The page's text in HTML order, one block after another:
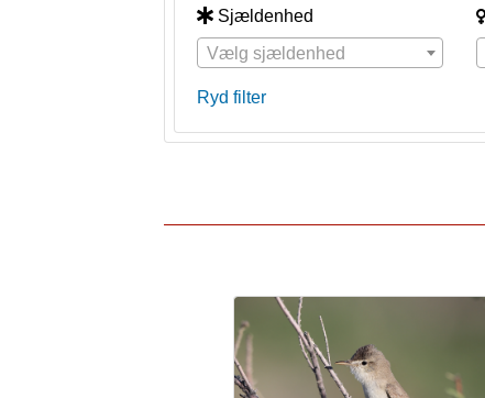
Sjældenhed
Vælg sjældenhed
Ryd filter